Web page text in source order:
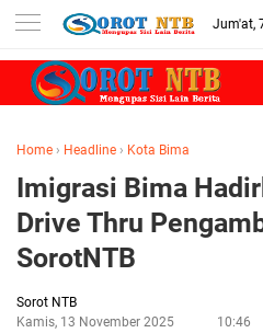
Jum'at,
Home › Headline › Kota Bima
Imigrasi Bima
Drive Thru
SorotNTB
Sorot NTB
Kamis, 13 November 2025
10:46